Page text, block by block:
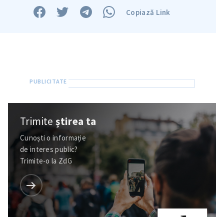
Trimite o informație
Despre ZdG
in English
на русском
Copiază Link
Trimiteștirea ta
Cunoști o informație
de interes public?
Trimite-o la ZdG